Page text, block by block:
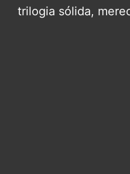
trilogia sólida,